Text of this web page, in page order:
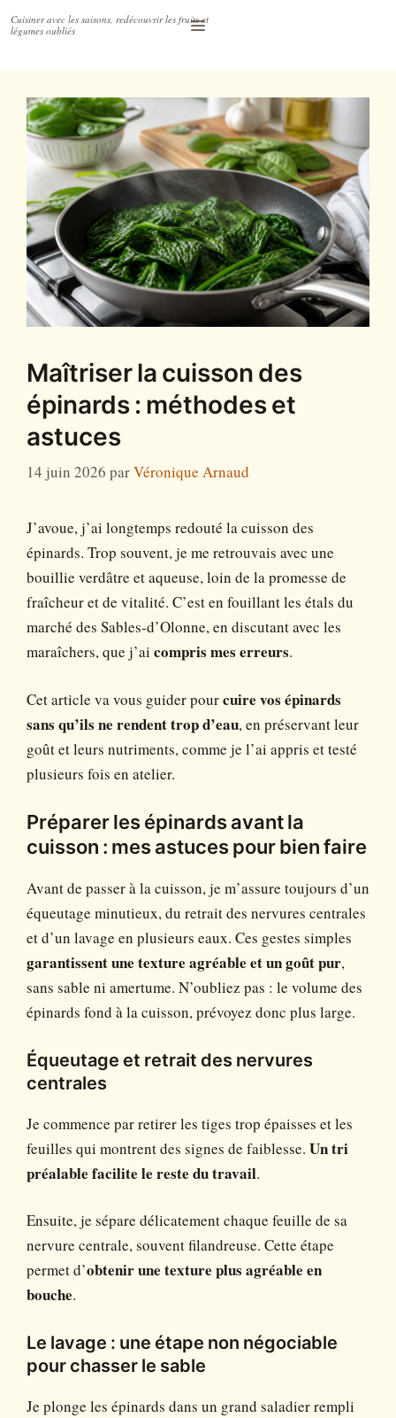
Accéder
au
Menu
Maîtriser la cuisson des
épinards : méthodes et
astuces
14 juin 2026 parVéronique Arnaud
J’avoue, j’ai longtemps redouté la cuisson des
épinards. Trop souvent, je me retrouvais avec une
bouillie verdâtre et aqueuse, loin de la promesse de
fraîcheur et de vitalité. C’est en fouillant les étals du
marché des Sables-d’Olonne, en discutant avec les
maraîchers, que j’ai compris mes erreurs.
Cet article va vous guider pourcuire vos épinards
sans qu’ils ne rendent trop d’eau, en préservant leur
goût et leurs nutriments, comme je l’ai appris et testé
plusieurs fois en atelier.
Préparer les épinards avant la
cuisson : mes astuces pour bien faire
Avant de passer à la cuisson, je m’assure toujours d’un
équeutage minutieux, du retrait des nervures centrales
et d’un lavage en plusieurs eaux. Ces gestes simples
garantissent une texture agréable et un goût pur,
sans sable ni amertume. N’oubliez pas : le volume des
épinards fond à la cuisson, prévoyez donc plus large.
Équeutage et retrait des nervures
centrales
Je commence par retirer les tiges trop épaisses et les
feuilles qui montrent des signes de faiblesse. Un tri
préalable facilite le reste du travail.
Ensuite, je sépare délicatement chaque feuille de sa
nervure centrale, souvent filandreuse. Cette étape
permet d’obtenir une texture plus agréable en
bouche.
Le lavage : une étape non négociable
pour chasser le sable
Je plonge les épinards dans un grand saladier rempli